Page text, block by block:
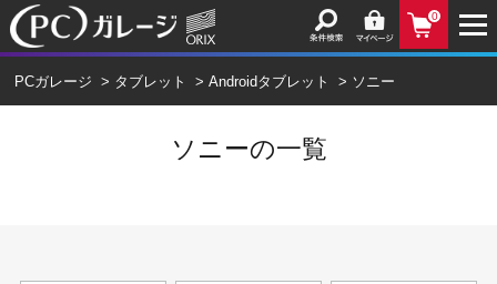
0
PCガレージ > タブレット >Androidタブレット > ソニー
ソニーの一覧